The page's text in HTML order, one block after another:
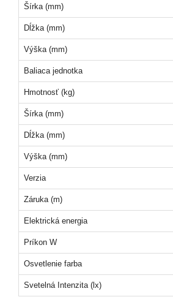
Šírka (mm)
Dĺžka (mm)
Výška (mm)
Baliaca jednotka
Hmotnosť (kg)
Šírka (mm)
Dĺžka (mm)
Výška (mm)
Verzia
Záruka (m)
Elektrická energia
Príkon W
Osvetlenie farba
Svetelná Intenzita (lx)